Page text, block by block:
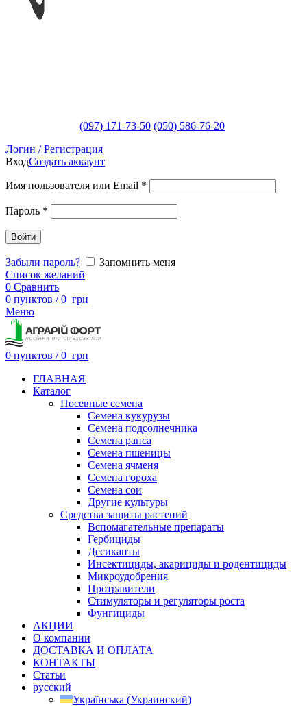
(097) 171-73-50 (050) 586-76-20
Логин / Регистрация
ВходСоздать аккаунт
Имя пользователя или Email *
Пароль *
Войти
Забыли пароль?
Запомнить меня
Список желаний
0 Сравнить
0 пунктов / 0 грн
Меню
0 пунктов / 0 грн
ГЛАВНАЯ
Каталог
Посевные семена
Семена кукурузы
Семена подсолнечника
Семена рапса
Семена пшеницы
Семена ячменя
Семена гороха
Семена сои
Другие культуры
Средства защиты растений
Вспомагательные препараты
Гербициды
Десиканты
Инсектициды, акарициды и родентициды
Микроудобрения
Протравители
Стимуляторы и регуляторы роста
Фунгициды
АКЦИИ
О компании
ДОСТАВКА И ОПЛАТА
КОНТАКТЫ
Статьи
русский
Українська (Украинский)